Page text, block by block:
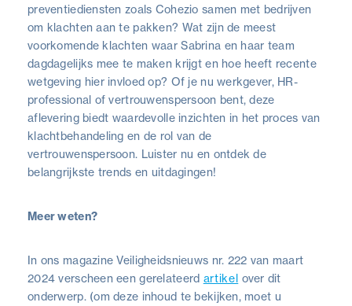
preventiediensten zoals Cohezio samen met bedrijven
om klachten aan te pakken? Wat zijn de meest
voorkomende klachten waar Sabrina en haar team
dagdagelijks mee te maken krijgt en hoe heeft recente
wetgeving hier invloed op? Of je nu werkgever, HR-
professional of vertrouwenspersoon bent, deze
aflevering biedt waardevolle inzichten in het proces van
klachtbehandeling en de rol van de
vertrouwenspersoon. Luister nu en ontdek de
belangrijkste trends en uitdagingen!
Meer weten?
In ons magazine Veiligheidsnieuws nr. 222 van maart
2024 verscheen een gerelateerd artikel over dit
onderwerp. (om deze inhoud te bekijken, moet u